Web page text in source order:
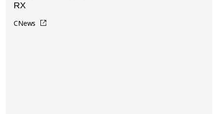
RX
CNews